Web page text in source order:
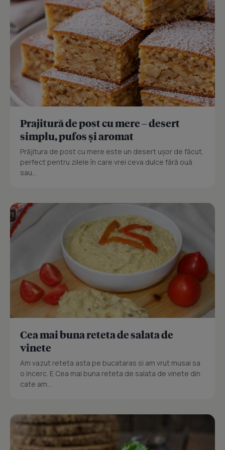
Prajitură de post cu mere – desert
simplu, pufos și aromat
Prăjitura de post cu mere este un desert ușor de făcut,
perfect pentru zilele în care vrei ceva dulce fără ouă
sau...
Cea mai buna reteta de salata de
vinete
Am vazut reteta asta pe bucataras si am vrut musai sa
o incerc. E Cea mai buna reteta de salata de vinete din
cate am...